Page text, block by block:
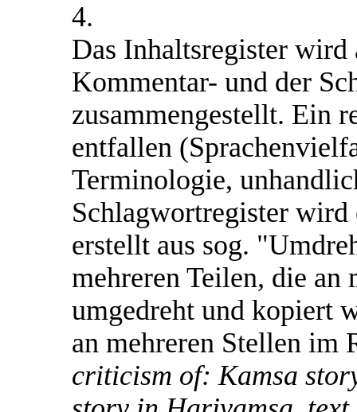
4.
Das Inhaltsregister wird
Kommentar- und der
zusammengestellt. Ein
entfallen
Terminologie,
Schlagwortregister
erstellt aus sog.
mehreren Teilen, die an
umgedreht und kopiert
an mehreren Stellen im
criticism of: Kamsa